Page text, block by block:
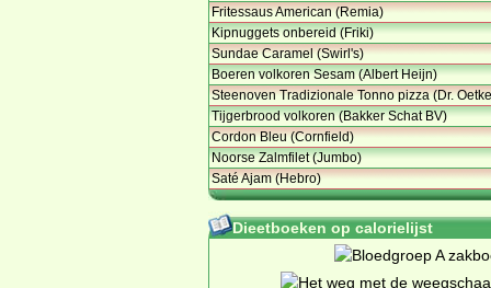
Fritessaus American (Remia)
Kipnuggets onbereid (Friki)
Sundae Caramel (Swirl's)
Boeren volkoren Sesam (Albert Heijn)
Steenoven Tradizionale Tonno pizza (Dr.
Tijgerbrood volkoren (Bakker Schat BV)
Cordon Bleu (Cornfield)
Noorse Zalmfilet (Jumbo)
Saté Ajam (Hebro)
Dieetboeken op calorielijst